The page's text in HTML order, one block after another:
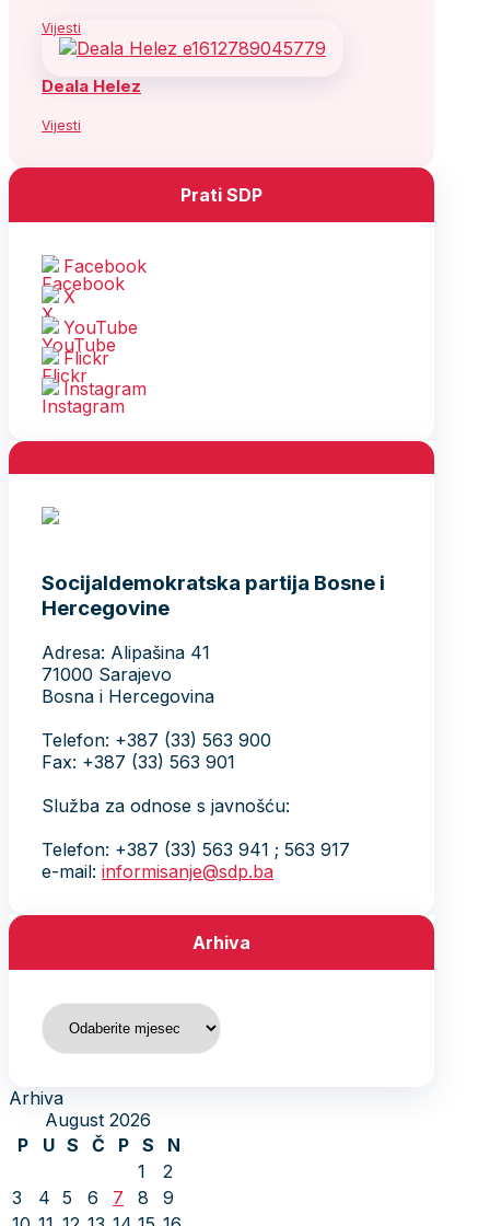
Vijesti
Deala Helez
Vijesti
Prati SDP
Facebook
X
YouTube
Flickr
Instagram
Socijaldemokratska partija Bosne i
Hercegovine
Adresa: Alipašina 41
71000 Sarajevo
Bosna i Hercegovina
Telefon: +387 (33) 563 900
Fax: +387 (33) 563 901
Služba za odnose s javnošću:
Telefon: +387 (33) 563 941 ; 563 917
e-mail: informisanje@sdp.ba
Arhiva
Arhiva
Arhiva
August 2026
P
U S Č P S
N
1
2
3
4 5 6 7 8
9